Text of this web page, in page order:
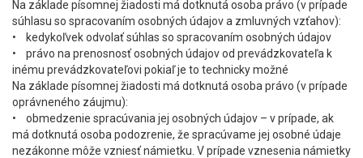
Na základe písomnej žiadosti má dotknutá osoba právo (v prípade
súhlasu so spracovaním osobných údajov a zmluvných vzťahov):
• kedykoľvek odvolať súhlas so spracovaním osobných údajov
• právo na prenosnosť osobných údajov od prevádzkovateľa k
inému prevádzkovateľovi pokiaľ je to technicky možné
Na základe písomnej žiadosti má dotknutá osoba právo (v prípade
oprávneného záujmu):
• obmedzenie spracúvania jej osobných údajov – v prípade, ak
má dotknutá osoba podozrenie, že spracúvame jej osobné údaje
nezákonne môže vzniesť námietku. V prípade vznesenia námietky